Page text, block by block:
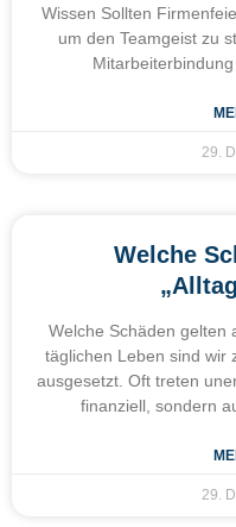
Wissen Sollten
um den Teamgeist zu
29.
Welche
Welche Schäden gelten
täglichen Leben sind wir
ausgesetzt. Oft treten
finanziell, sondern
29.